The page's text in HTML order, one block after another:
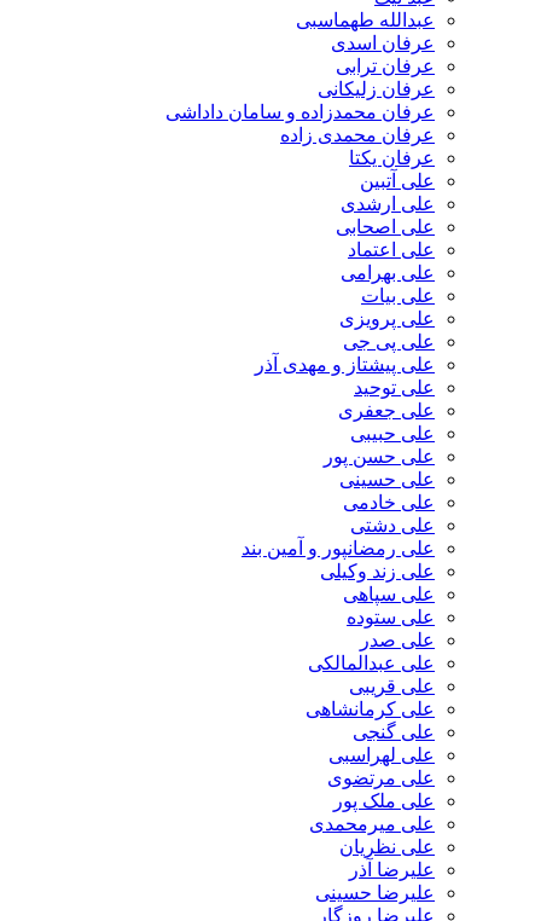
عبدالله طهماسبی‎
عرفان اسدی
عرفان ترابی
عرفان زلیکانی
عرفان محمدزاده و سامان داداشی
عرفان محمدی زاده
عرفان یکتا
علی آتبین
علی ارشدی
علی اصحابی
علی اعتماد
علی بهرامی
علی بیات
علی پرویزی
علی پی جی
علی پیشتاز و مهدی آذر
علی توحید
علی جعفری
علی حبیبی
علی حسن پور
علی حسینی
علی خادمی
علی دشتی
علی رمضانپور و آمین بند
علی زند وکیلی
علی سپاهی
علی ستوده
علی صدر
علی عبدالمالکی
علی قریبی
علی کرمانشاهی
علی گنجی
علی لهراسبی
علی مرتضوی
علی ملک پور
علی میرمحمدی
علی نظریان
علیرضا آذر
علیرضا حسینی
علیرضا روزگار